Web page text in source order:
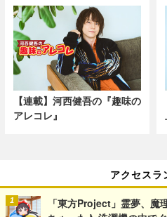
【連載】河西健吾の『趣味の
アレコレ』
アクセスラ
「東方Project」霊夢、魔